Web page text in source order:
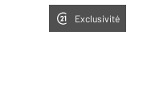
Exclusivité